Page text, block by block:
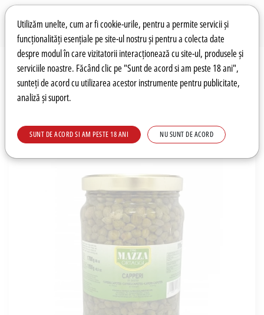
Preferințe pentru cookie-uri
Utilizăm unelte, cum ar fi cookie-urile, pentru a permite servicii și
funcționalități esențiale pe site-ul nostru și pentru a colecta date
despre modul în care vizitatorii interacționează cu site-ul, produsele și
serviciile noastre. Făcând clic pe "Sunt de acord si am peste 18 ani",
sunteți de acord cu utilizarea acestor instrumente pentru publicitate,
analiză și suport.
SUNT DE ACORD SI AM PESTE 18 ANI NU SUNT DE ACORD
Wishlist Autentificare